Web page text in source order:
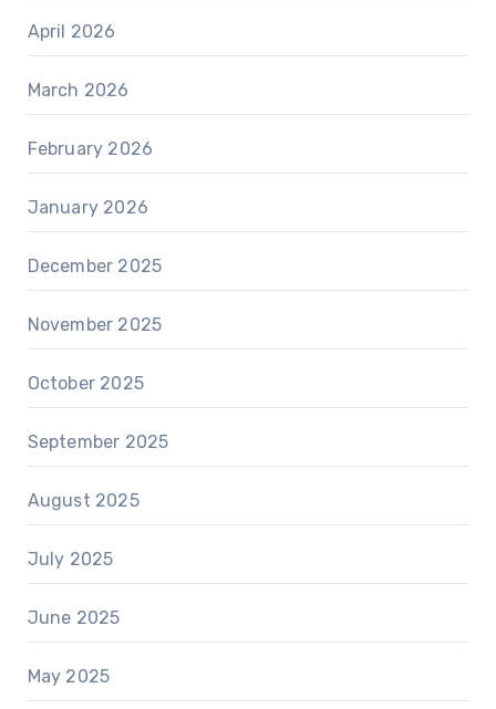
April 2026
March 2026
February 2026
January 2026
December 2025
November 2025
October 2025
September 2025
August 2025
July 2025
June 2025
May 2025